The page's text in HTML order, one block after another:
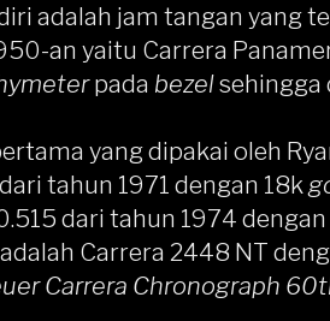
adalah jam tangan yang
an yaitu Carrera
pada bezelsehingga
yang dipakai oleh
tahun 1971 dengan 18k
dari tahun 1974
Carrera 2448 NT
Carrera Chronograph